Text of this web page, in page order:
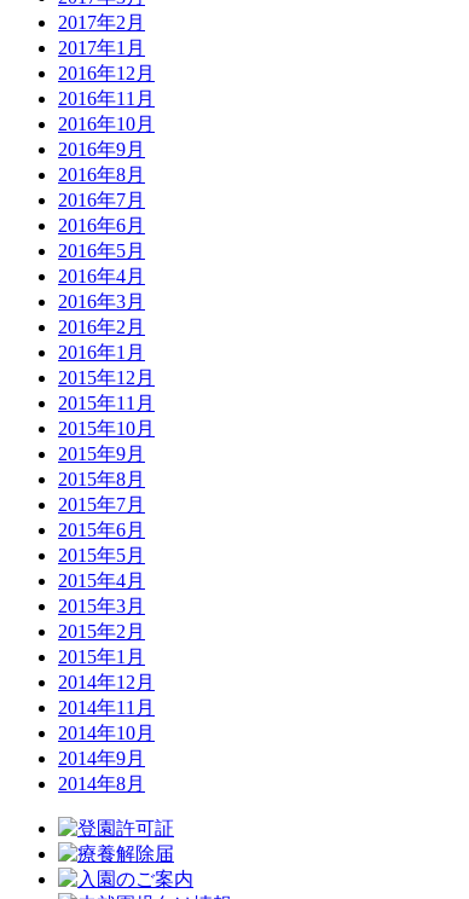
2017年2月
2017年1月
2016年12月
2016年11月
2016年10月
2016年9月
2016年8月
2016年7月
2016年6月
2016年5月
2016年4月
2016年3月
2016年2月
2016年1月
2015年12月
2015年11月
2015年10月
2015年9月
2015年8月
2015年7月
2015年6月
2015年5月
2015年4月
2015年3月
2015年2月
2015年1月
2014年12月
2014年11月
2014年10月
2014年9月
2014年8月